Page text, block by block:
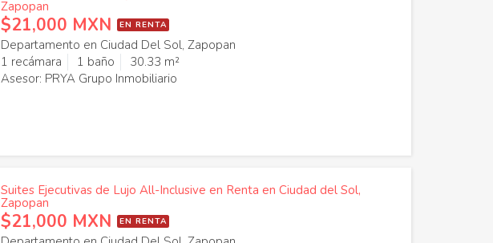
Zapopan
$21,000 MXN EN RENTA
Departamento en Ciudad Del Sol, Zapopan
1 recámara
1 baño
30.33 m²
Asesor: PRYA Grupo Inmobiliario
Suites Ejecutivas de Lujo All-Inclusive en Renta en Ciudad del Sol,
Zapopan
$21,000 MXN EN RENTA